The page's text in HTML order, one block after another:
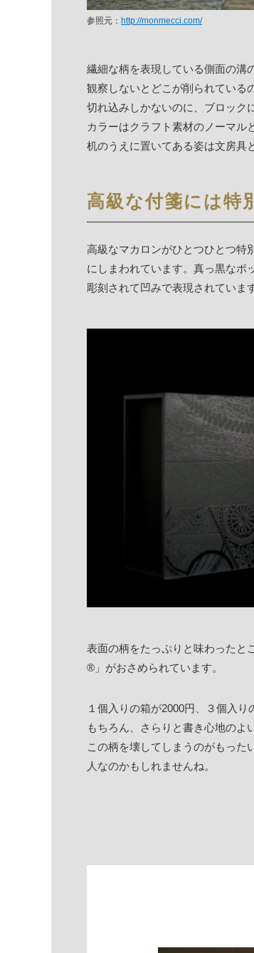
参照元： http://monmecci.com/
繊細な柄を表現している側面の溝
観察しないとどこが削られている
切れ込みしかないのに、ブロック
カラーはクラフト素材のノーマル
机のうえに置いてある姿は文房具
高級な付箋には特
高級なマカロンがひとつひとつ特
にしまわれています。真っ黒なボ
彫刻されて凹みで表現されていま
表面の柄をたっぷりと味わったと
®」がおさめられています。
１個入りの箱が2000円、３個入り
もちろん、さらりと書き心地のよ
この柄を壊してしまうのがもった
人なのかもしれませんね。